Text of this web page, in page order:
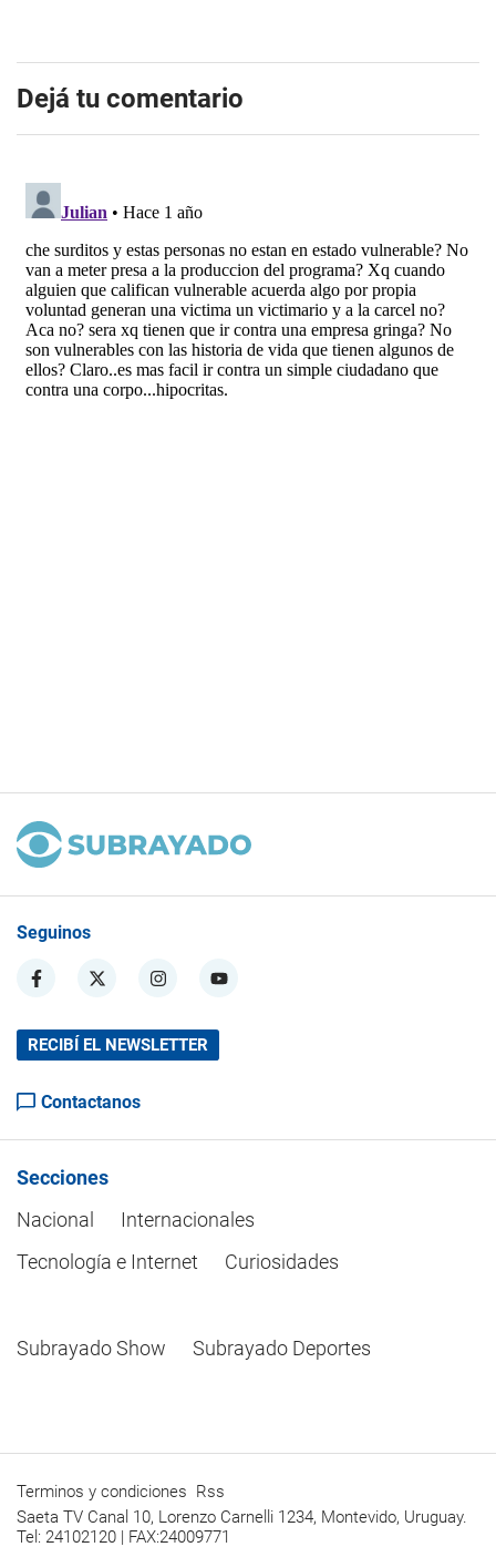
Dejá tu comentario
Seguinos
RECIBÍ EL NEWSLETTER
Contactanos
Secciones
Nacional
Internacionales
Tecnología e Internet
Curiosidades
Subrayado Show Subrayado Deportes
Terminos y condiciones Rss
Saeta TV Canal 10, Lorenzo Carnelli 1234, Montevido, Uruguay.
Tel: 24102120 | FAX:24009771